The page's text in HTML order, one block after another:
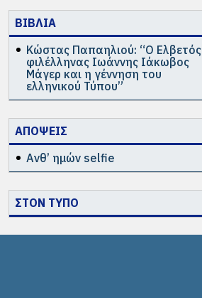
ΒΙΒΛΙΑ
Κώστας Παπαηλιού: “Ο Ελβετός
φιλέλληνας Ιωάννης Ιάκωβος
Μάγερ και η γέννηση του
ελληνικού Τύπου”
ΑΠΟΨΕΙΣ
Ανθ’ ημών selfie
ΣΤΟΝ ΤΥΠΟ